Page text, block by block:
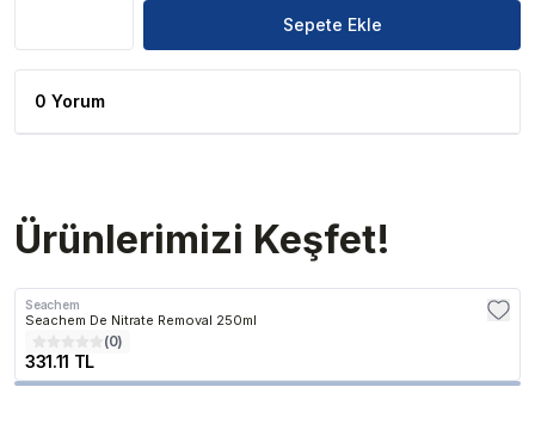
Sepete Ekle
0 Yorum
Ürünlerimizi Keşfet!
Seachem
Seachem De Nitrate Removal 250ml
(0)
331.11 TL